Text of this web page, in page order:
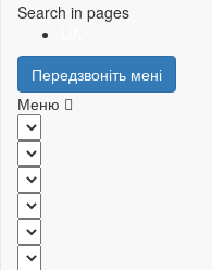
Search in pages
Передзвоніть мені
Меню